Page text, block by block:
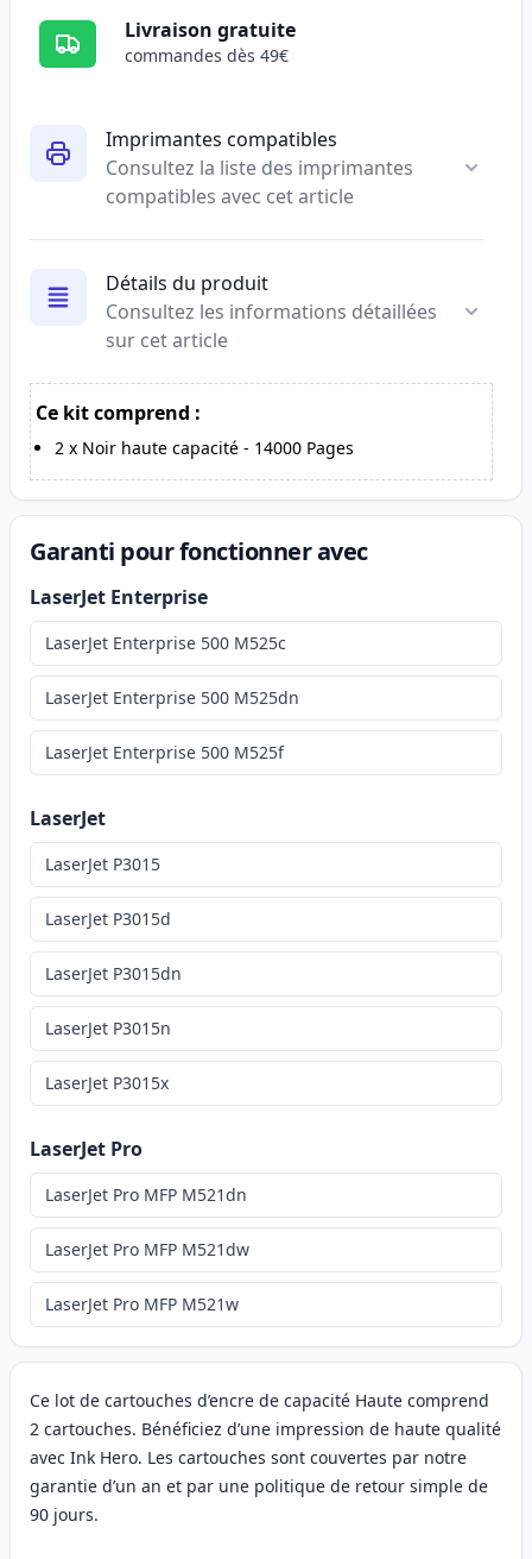
Imprimantes compatibles
Consultez la liste des imprimantes
compatibles avec cet article
Détails du produit
Consultez les informations détaillées
sur cet article
Ce kit comprend :
2 x Noir haute capacité - 14000 Pages
Livraison gratuite
commandes dès 49€
Ce lot de cartouches d’encre de capacité Haute comprend
2 cartouches. Bénéficiez d’une impression de haute qualité
avec Ink Hero. Les cartouches sont couvertes par notre
garantie d’un an et par une politique de retour simple de
90 jours.
Garanti pour fonctionner avec
LaserJet Enterprise
LaserJet Enterprise 500 M525c
LaserJet Enterprise 500 M525dn
LaserJet Enterprise 500 M525f
LaserJet
LaserJet P3015
LaserJet P3015d
LaserJet P3015dn
LaserJet P3015n
LaserJet P3015x
LaserJet Pro
LaserJet Pro MFP M521dn
LaserJet Pro MFP M521dw
LaserJet Pro MFP M521w